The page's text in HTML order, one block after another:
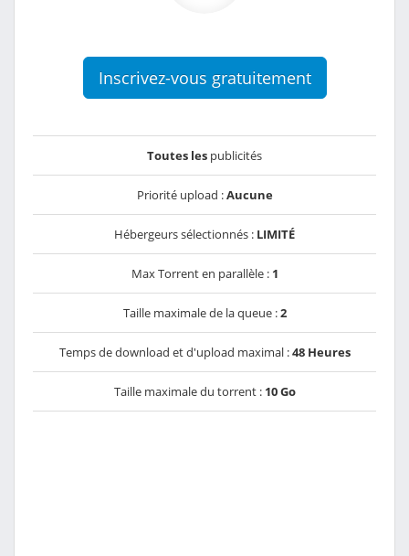
Inscrivez-vous gratuitement
Toutes les publicités
Priorité upload :Aucune
Hébergeurs sélectionnés : LIMITÉ
Max Torrent en parallèle : 1
Taille maximale de la queue :2
Temps de download et d'upload maximal :48 Heures
Taille maximale du torrent : 10 Go